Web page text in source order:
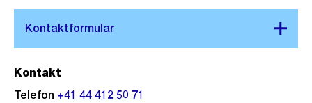
Kontakt
Telefon +41 44 412 50 71